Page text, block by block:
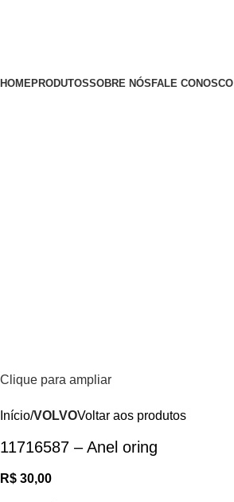
HOMEPRODUTOSSOBRE NÓS FALE CONOSCO
Clique para ampliar
Início VOLVOVoltar aos produtos
11716587 – Anel oring
R$ 30,00